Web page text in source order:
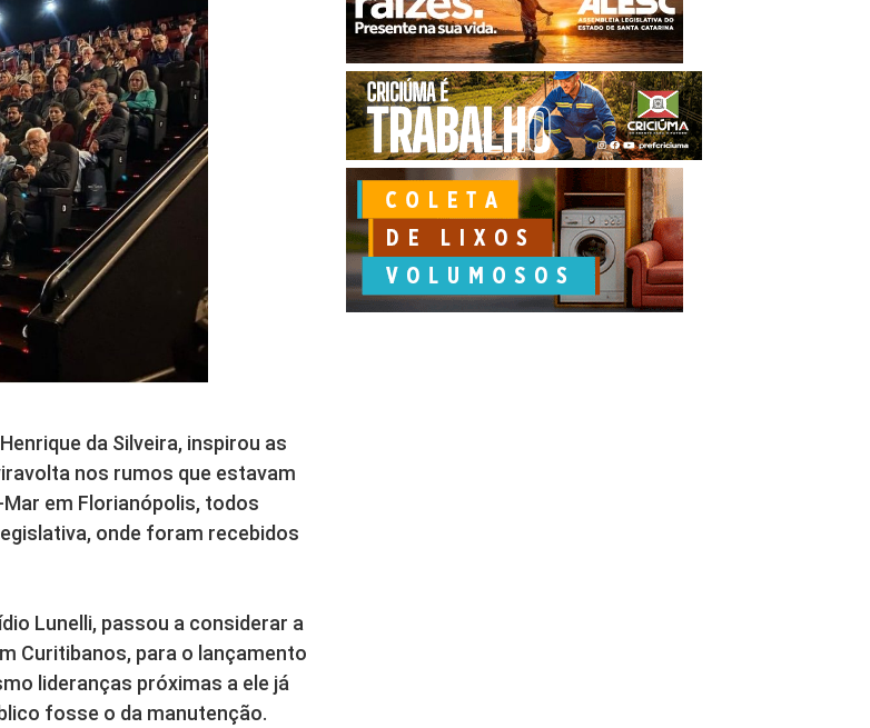
da Silveira, inspirou as
nos rumos que estavam
em Florianópolis, todos
onde foram recebidos
Lunelli, passou a considerar a
Curitibanos, para o lançamento
lideranças próximas a ele já
fosse o da manutenção.